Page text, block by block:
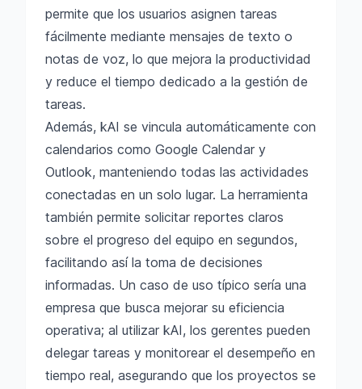
permite que los usuarios asignen tareas
fácilmente mediante mensajes de texto o
notas de voz, lo que mejora la productividad
y reduce el tiempo dedicado a la gestión de
tareas.
Además, kAI se vincula automáticamente con
calendarios como Google Calendar y
Outlook, manteniendo todas las actividades
conectadas en un solo lugar. La herramienta
también permite solicitar reportes claros
sobre el progreso del equipo en segundos,
facilitando así la toma de decisiones
informadas. Un caso de uso típico sería una
empresa que busca mejorar su eficiencia
operativa; al utilizar kAI, los gerentes pueden
delegar tareas y monitorear el desempeño en
tiempo real, asegurando que los proyectos se